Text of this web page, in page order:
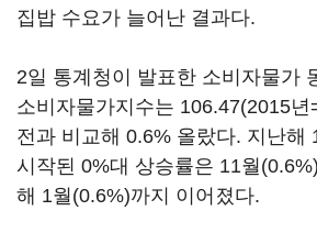
집밥 수요가 늘어난 결과다.
2일 통계청이 발표한 소비자물가
소비자물가지수는 106.47(2015년
전과 비교해 0.6% 올랐다. 지난해
시작된 0%대 상승률은 11월
해 1월(0.6%)까지 이어졌다.